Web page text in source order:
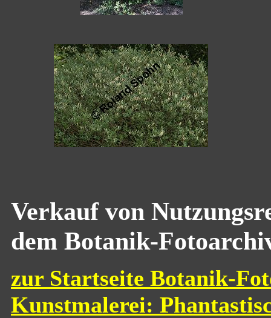
Verkauf von
dem Botanik-
zur Startseite Botanik-
Kunstmalerei: